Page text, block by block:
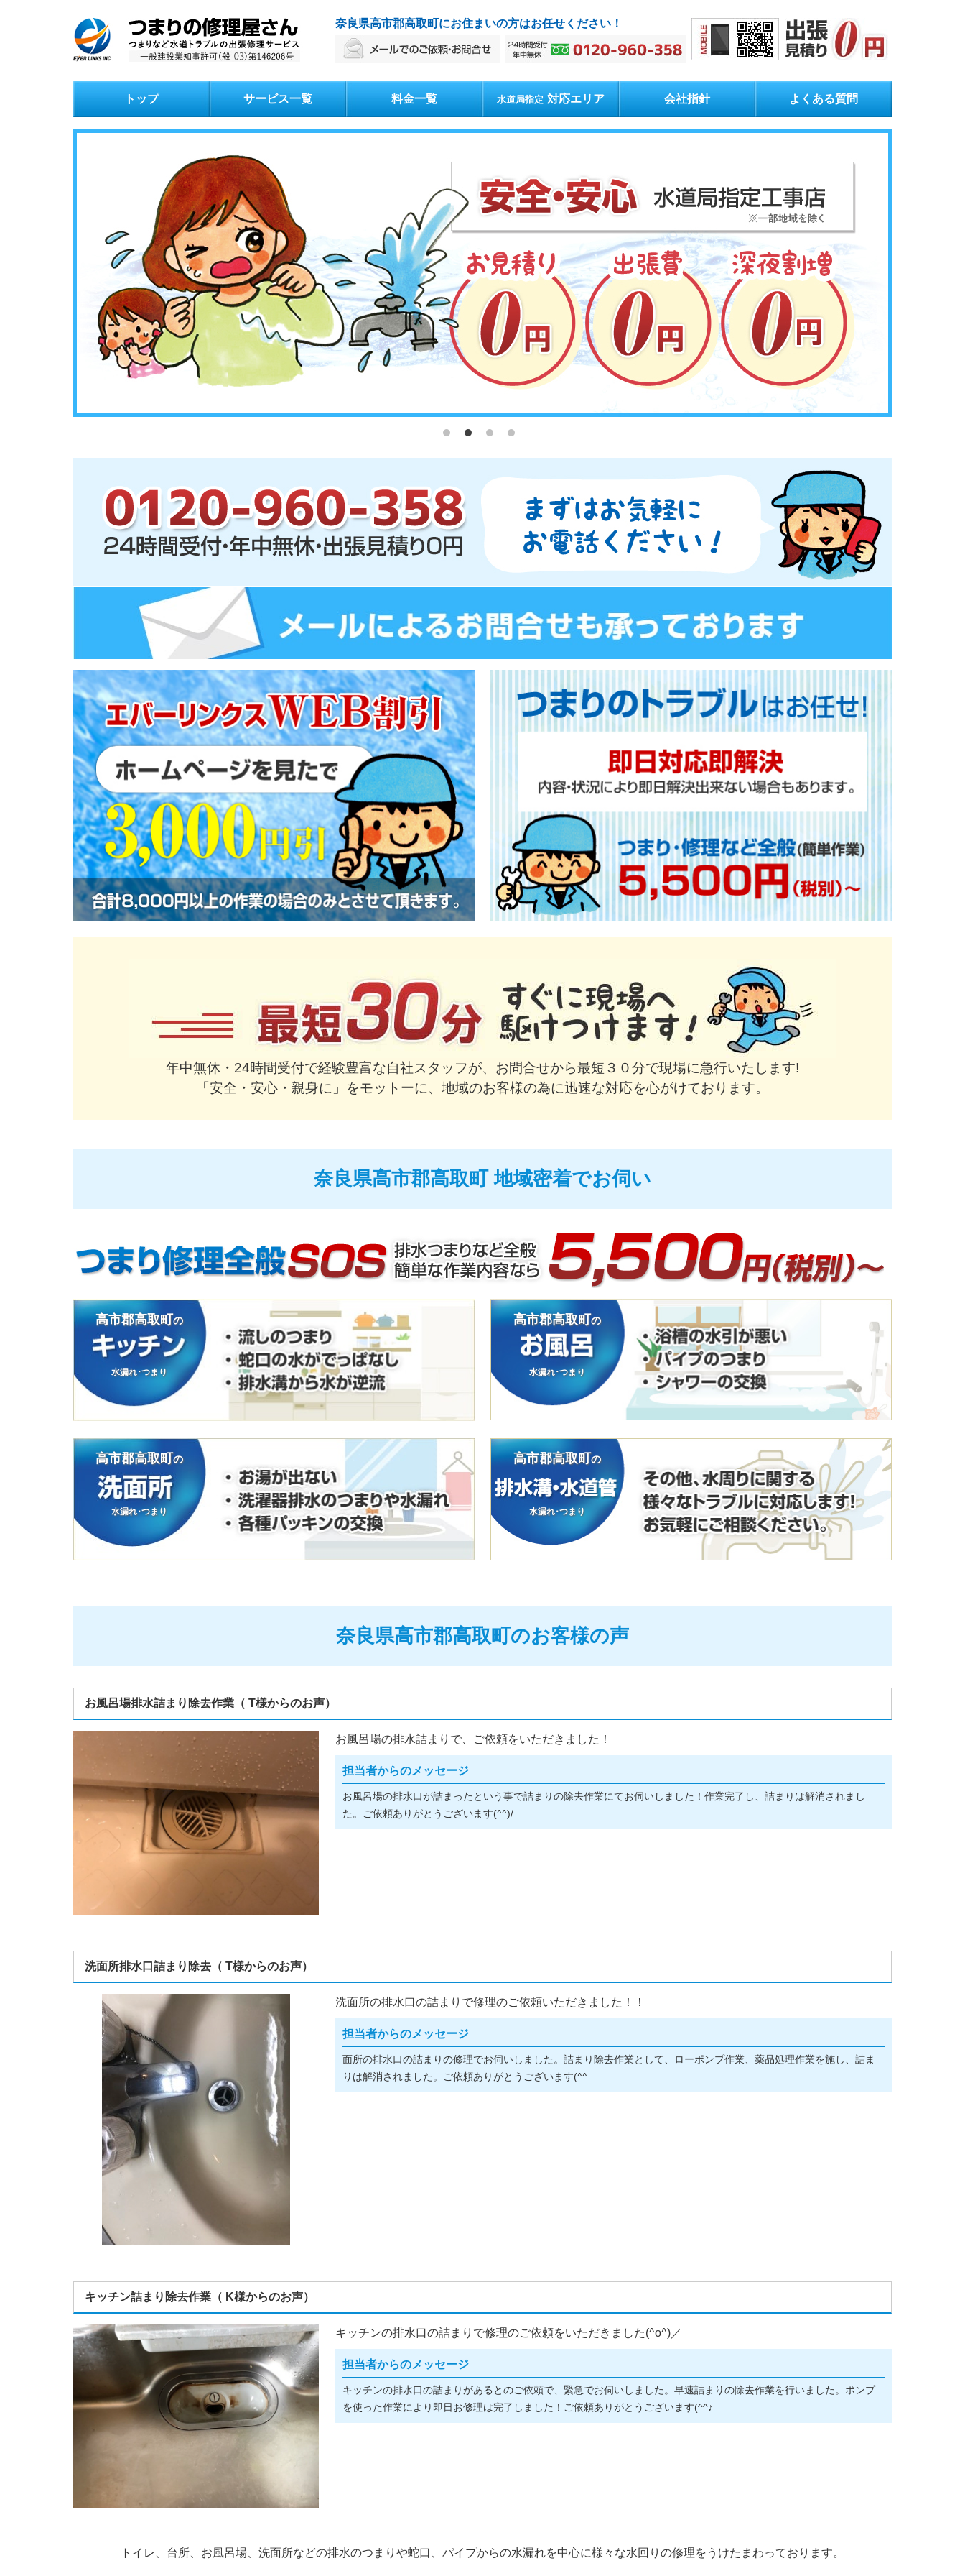
奈良県高市郡高取町にお住まいの方はお任せください！
トップ サービス一覧 料金一覧 水道局指定 対応エリア 会社指針 よくある質問
年中無休・24時間受付で経験豊富な自社スタッフが、お問合せから最短３０分で現場に急行いたします!
「安全・安心・親身に」をモットーに、地域のお客様の為に迅速な対応を心がけております。
奈良県高市郡高取町 地域密着でお伺い
高市郡高取町の
水漏れ･つまり
高市郡高取町の
水漏れ･つまり
高市郡高取町の
水漏れ･つまり
高市郡高取町の
水漏れ･つまり
奈良県高市郡高取町のお客様の声
お風呂場排水詰まり除去作業（ T様からのお声）
お風呂場の排水詰まりで、ご依頼をいただきました！
担当者からのメッセージ
お風呂場の排水口が詰まったという事で詰まりの除去作業にてお伺いしました！作業完了し、詰まりは解消されまし
た。ご依頼ありがとうございます(^^)/
洗面所排水口詰まり除去（ T様からのお声）
洗面所の排水口の詰まりで修理のご依頼いただきました！！
担当者からのメッセージ
面所の排水口の詰まりの修理でお伺いしました。詰まり除去作業として、ローポンプ作業、薬品処理作業を施し、詰ま
りは解消されました。ご依頼ありがとうございます(^^ゞ
キッチン詰まり除去作業（ K様からのお声）
キッチンの排水口の詰まりで修理のご依頼をいただきました(^o^)／
担当者からのメッセージ
キッチンの排水口の詰まりがあるとのご依頼で、緊急でお伺いしました。早速詰まりの除去作業を行いました。ポンプ
を使った作業により即日お修理は完了しました！ご依頼ありがとうございます(^^♪
トイレ、台所、お風呂場、洗面所などの排水のつまりや蛇口、パイプからの水漏れを中心に様々な水回りの修理をうけたまわっております。